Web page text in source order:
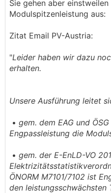
Gegenstände angesehen
von der Regelbesteuerung
sich dann die Vorsteuer
Eigenverbrauch bezahlt.
Sie gehen aber
Modulspitzenleistung aus:
Zitat Email PV-Austria:
"Leider haben wir dazu
erhalten.
Unsere Ausführung leitet
• gem. dem EAG und
Engpassleistung die
• gem. der E-EnLD-VO
ÖNORM M7101/7102 ist
den leistungsschwächsten